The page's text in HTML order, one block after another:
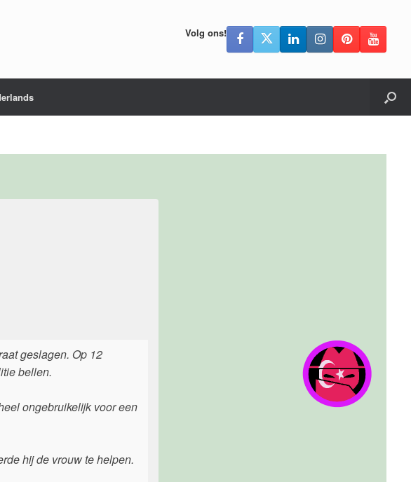
Volg ons!
geslagen. Op 12
bellen.
ongebruikelijk voor een
hij de vrouw te helpen.